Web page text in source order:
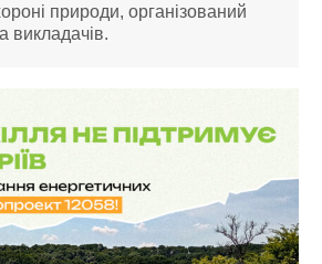
природи, організований
викладачів.